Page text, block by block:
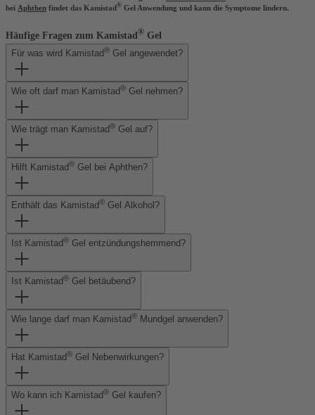
bei Aphthen findet das Kamistad® Gel Anwendung und kann die Symptome lindern.
Häufige Fragen zum Kamistad ® Gel
Für was wird Kamistad® Gel angewendet?
Wie oft darf man Kamistad® Gel nehmen?
Wie trägt man Kamistad® Gel auf?
Hilft Kamistad® Gel bei Aphthen?
Enthält das Kamistad® Gel Alkohol?
Ist Kamistad® Gel entzündungshemmend?
Ist Kamistad® Gel betäubend?
Wie lange darf man Kamistad® Mundgel anwenden?
Hat Kamistad® Gel Nebenwirkungen?
Wo kann ich Kamistad® Gel kaufen?